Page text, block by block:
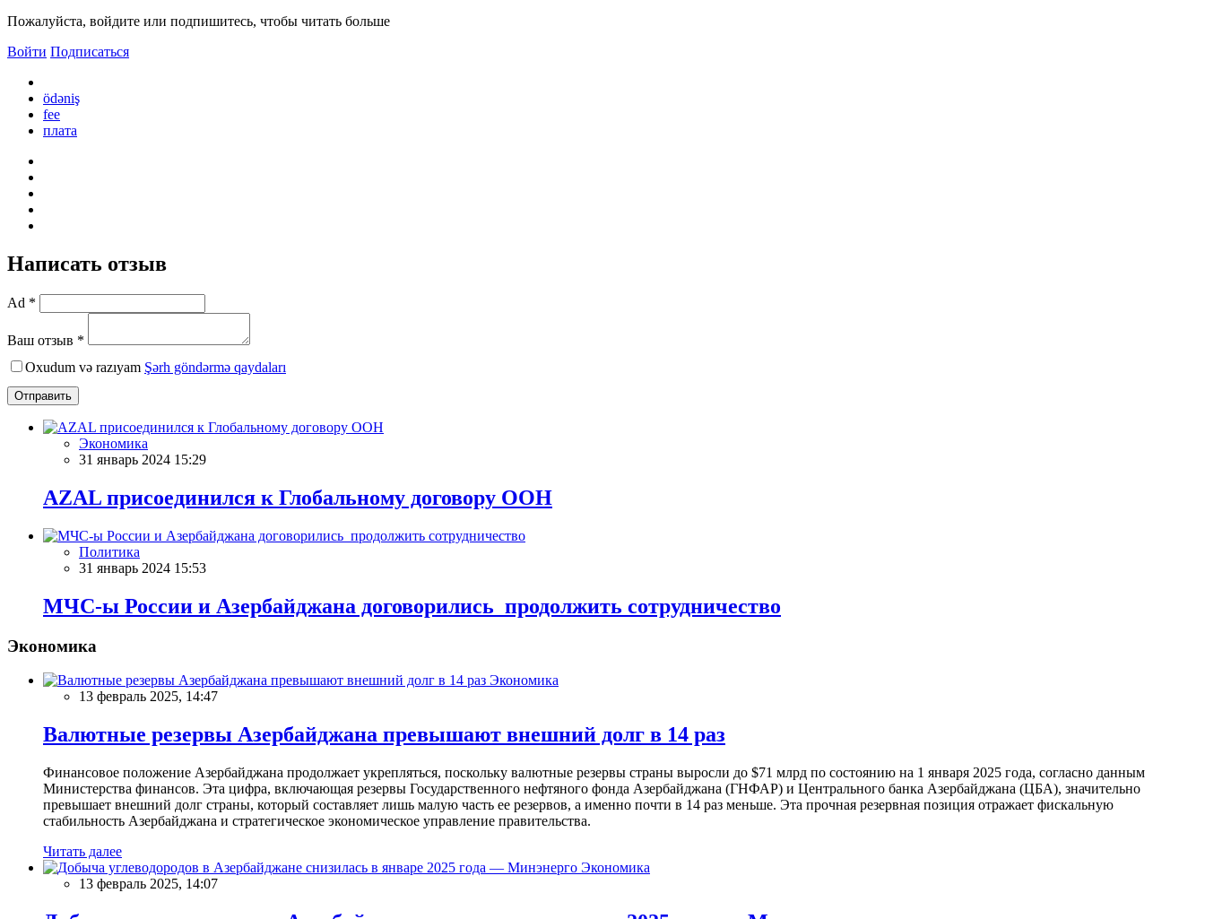
Пожалуйста, войдите или подпишитесь, чтобы читать больше
Войти Подписаться
ödəniş
fee
плата
Написать отзыв
Ad *
Ваш отзыв *
Oxudum və razıyam Şərh göndərmə qaydaları
Отправить
Экономика
31 январь 2024 15:29
AZAL присоединился к Глобальному договору ООН
Политика
31 январь 2024 15:53
МЧС-ы России и Азербайджана договорились продолжить сотрудничество
Экономика
Экономика
13 февраль 2025, 14:47
Валютные резервы Азербайджана превышают внешний долг в 14 раз
Финансовое положение Азербайджана продолжает укрепляться, поскольку валютные резервы страны выросли до $71 млрд по состоянию на 1 января 2025 года, согласно данным
Министерства финансов. Эта цифра, включающая резервы Государственного нефтяного фонда Азербайджана (ГНФАР) и Центрального банка Азербайджана (ЦБА), значительно
превышает внешний долг страны, который составляет лишь малую часть ее резервов, а именно почти в 14 раз меньше. Эта прочная резервная позиция отражает фискальную
стабильность Азербайджана и стратегическое экономическое управление правительства.
Читать далее
Экономика
13 февраль 2025, 14:07